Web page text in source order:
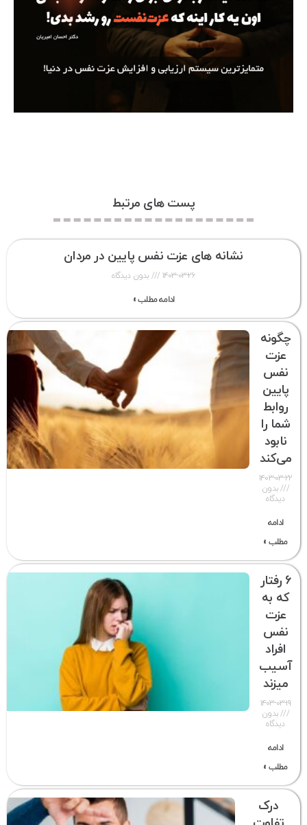
پست های مرتبط
نشانه های عزت نفس پایین در مردان
۱۴۰۳-۰۳-۲۶ بدون دیدگاه
ادامه مطلب »
چگونه
عزت
نفس
پایین
روابط
شما را
نابود
می‌کند
۱۴۰۳-۰۳-۲۲
بدون
دیدگاه
ادامه
مطلب »
6 رفتار
که به
عزت
نفس
افراد
آسیب
میزند
۱۴۰۳-۰۳-۱۹
بدون
دیدگاه
ادامه
مطلب »
درک